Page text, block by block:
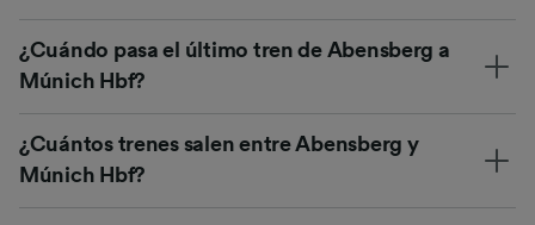
¿Cuándo pasa el último tren de Abensberg a
Múnich Hbf?
¿Cuántos trenes salen entre Abensberg y
Múnich Hbf?